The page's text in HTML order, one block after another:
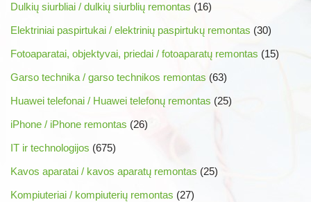
Dulkių siurbliai / dulkių siurblių remontas (16)
Elektriniai paspirtukai / elektrinių paspirtukų remontas (30)
Fotoaparatai, objektyvai, priedai / fotoaparatų remontas (15)
Garso technika / garso technikos remontas (63)
Huawei telefonai / Huawei telefonų remontas (25)
iPhone / iPhone remontas (26)
IT ir technologijos (675)
Kavos aparatai / kavos aparatų remontas (25)
Kompiuteriai / kompiuterių remontas (27)